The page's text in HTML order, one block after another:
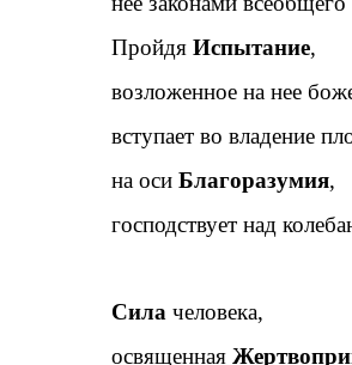
Пройдя Испытание,
возложенное на нее
вступает во владение
на оси Благоразумия,
господствует над
Сила человека,
освященная